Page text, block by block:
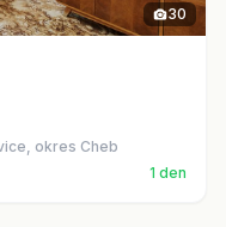
30
okres Cheb
1 den